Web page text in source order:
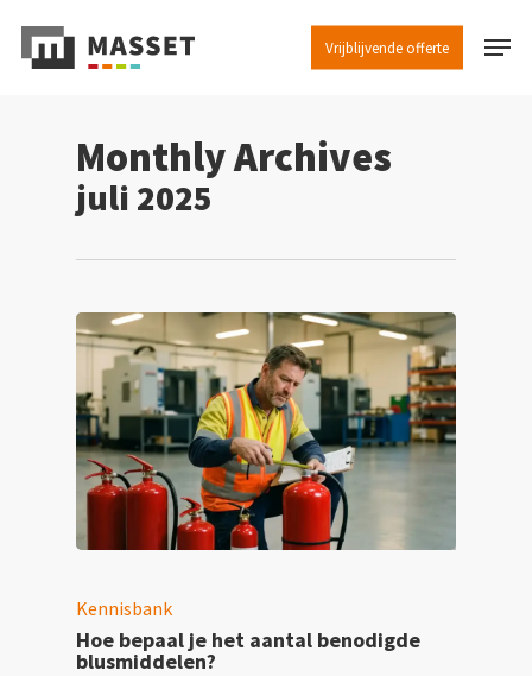
Vrijblijvende offerte Menu
Monthly Archives
juli 2025
Kennisbank
Hoe bepaal je het aantal benodigde
blusmiddelen?